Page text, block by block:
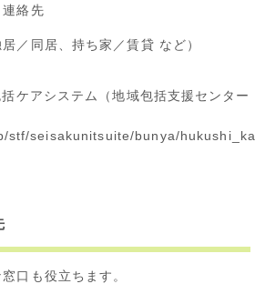
連絡先
／同居、持ち家／賃貸 など）
ケアシステム（地域包括支援センター
stf/seisakunitsuite/bunya/
口も役立ちます。